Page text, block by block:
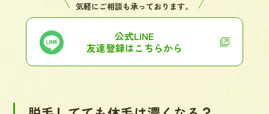
気軽にご相談も承っております。
公式LINE
友達登録はこちらから